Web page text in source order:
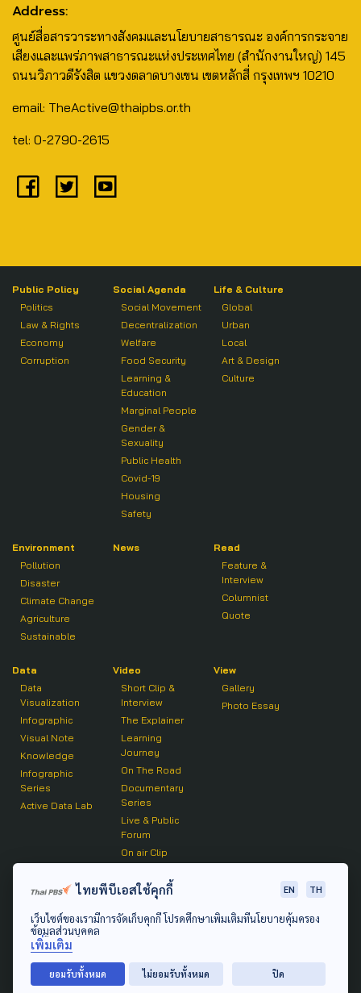
Address:
ศูนย์สื่อสารวาระทางสังคมและนโยบายสาธารณะ องค์การกระจาย
เสียงและแพร่ภาพสาธารณะแห่งประเทศไทย (สำนักงานใหญ่) 145
ถนนวิภาวดีรังสิต แขวงตลาดบางเขน เขตหลักสี่ กรุงเทพฯ 10210
email: TheActive@thaipbs.or.th
tel: 0-2790-2615
Public Policy
Politics
Law & Rights
Economy
Corruption
Social Agenda
Social Movement
Decentralization
Welfare
Food Security
Learning &
Education
Marginal People
Gender &
Sexuality
Public Health
Covid-19
Housing
Safety
Life & Culture
Global
Urban
Local
Art & Design
Culture
Environment
Pollution
Disaster
Climate Change
Agriculture
Sustainable
News
Read
Feature &
Interview
Columnist
Quote
Data
Data
Visualization
Infographic
Visual Note
Knowledge
Infographic
Series
Active Data Lab
Video
Short Clip &
Interview
The Explainer
Learning
Journey
On The Road
Documentary
Series
Live & Public
Forum
On air Clip
View
Gallery
Photo Essay
Podcast
Active Talk
© 2020 องค์การกระจายเสียงและแพร่ภาพสาธารณะแห่ง
ไทยพีบีเอสใช้คุกกี้ EN TH
เว็บไซต์ของเรามีการจัดเก็บคุกกี้ โปรดศึกษาเพิ่มเติมที่นโยบายคุ้มครอง
ข้อมูลส่วนบุคคล
เพิ่มเติม
ยอมรับทั้งหมด ไม่ยอมรับทั้งหมด ปิด